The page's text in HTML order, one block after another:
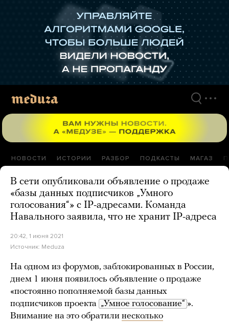
НОВОСТИ ИСТОРИИ РАЗБОР ПОДКАСТЫ МАГАЗ
В сети опубликовали объявление о продаже
«базы данных подписчиков „Умного
голосования“» с IP-адресами. Команда
Навального заявила, что не хранит IP-адреса
20:42, 1 июня 2021
Источник: Meduza
На одном из форумов, заблокированных в России,
днем 1 июня появилось объявление о продаже
«постоянно пополняемой базы данных
подписчиков проекта „Умное голосование“ ».
Внимание на это обратили несколько